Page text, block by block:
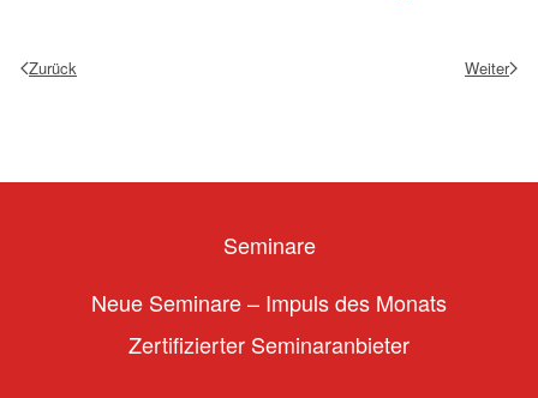
Zurück Weiter
Seminare
Neue Seminare – Impuls des Monats
Zertifizierter Seminaranbieter